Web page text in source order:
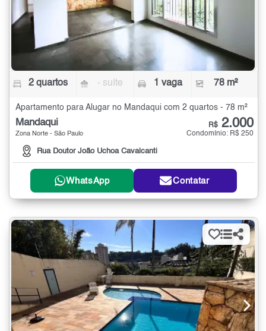
2 quartos - suíte 1 vaga 78 m²
Apartamento para Alugar no Mandaqui com 2 quartos - 78 m²
Mandaqui
Zona Norte - São Paulo
Rua Doutor João Uchoa Cavalcanti
R$ 2.000
Condomínio: R$ 250
WhatsApp Contatar